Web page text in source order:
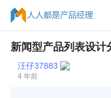
新闻型产品列表设计
汪仔37883
4 年前